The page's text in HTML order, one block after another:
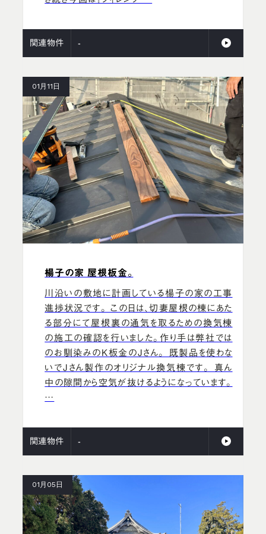
関連物件 -
01月11日
楊子の家 屋根板金。
川沿いの敷地に計画している楊子の家の工事
進捗状況です。 この日は、切妻屋根の棟にあた
る部分にて屋根裏の通気を取るための換気棟
の施工の確認を行いました。作り手は弊社では
のお馴染みのK板金のJさん。 既製品を使わな
いでJさん製作のオリジナル換気棟です。 真ん
中の隙間から空気が抜けるようになっています。
…
関連物件 -
01月05日